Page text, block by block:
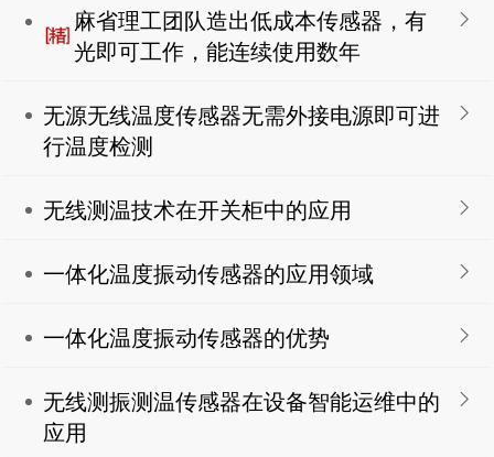
麻省理工团队造出低成本传感器，有
光即可工作，能连续使用数年
无源无线温度传感器无需外接电源即可进
行温度检测
无线测温技术在开关柜中的应用
一体化温度振动传感器的应用领域
一体化温度振动传感器的优势
无线测振测温传感器在设备智能运维中的
应用